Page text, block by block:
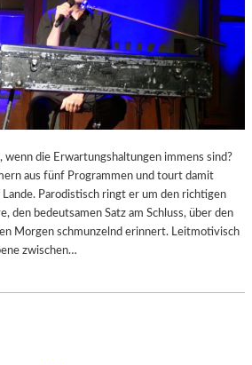
wenn die Erwartungshaltungen immens sind?
aus fünf Programmen und tourt damit
Parodistisch ringt er um den richtigen
den bedeutsamen Satz am Schluss, über den
Morgen schmunzelnd erinnert. Leitmotivisch
zwischen…